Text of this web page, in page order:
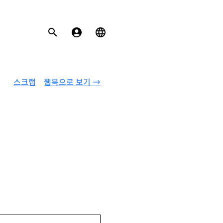
웹북으로 보기 →
스크랩